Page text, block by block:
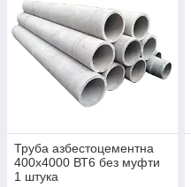
Труба азбестоцементна
400х4000 ВТ6 без муфти
1 штука